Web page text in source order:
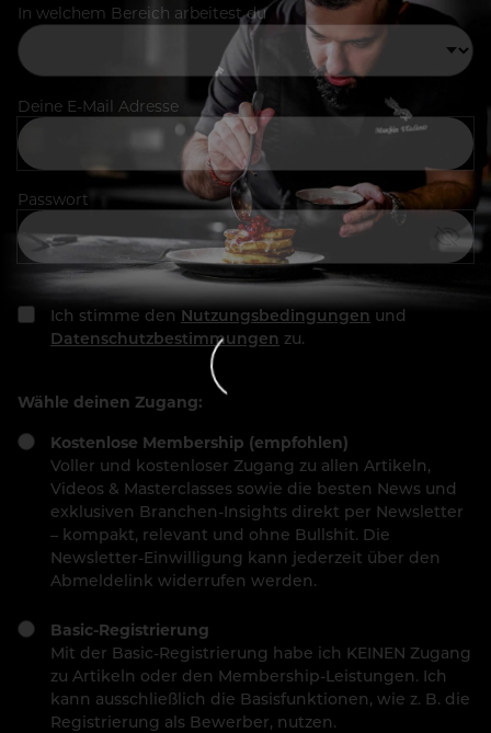
In welchem Bereich arbeitest du
Deine E-Mail Adresse
Passwort
Ich stimme den Nutzungsbedingungen und
Datenschutzbestimmungen zu.
Wähle deinen Zugang:
Kostenlose Membership (empfohlen)
Voller und kostenloser Zugang zu allen Artikeln,
Videos & Masterclasses sowie die besten News und
exklusiven Branchen-Insights direkt per Newsletter
– kompakt, relevant und ohne Bullshit. Die
Newsletter-Einwilligung kann jederzeit über den
Abmeldelink widerrufen werden.
Basic-Registrierung
Mit der Basic-Registrierung habe ich KEINEN Zugang
zu Artikeln oder den Membership-Leistungen. Ich
kann ausschließlich die Basisfunktionen, wie z. B. die
Registrierung als Bewerber, nutzen.